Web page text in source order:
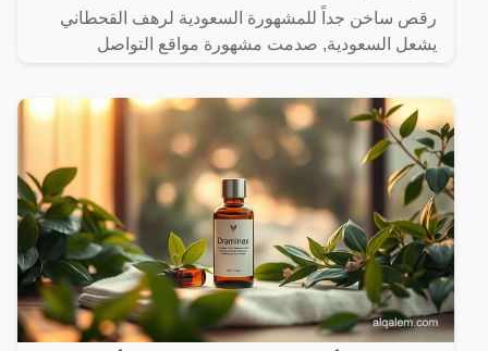
رقص ساخن جداً للمشهورة السعودية لرهف القحطاني
يشعل السعودية, صدمت مشهورة مواقع التواصل
رقصها والميكاج الذي